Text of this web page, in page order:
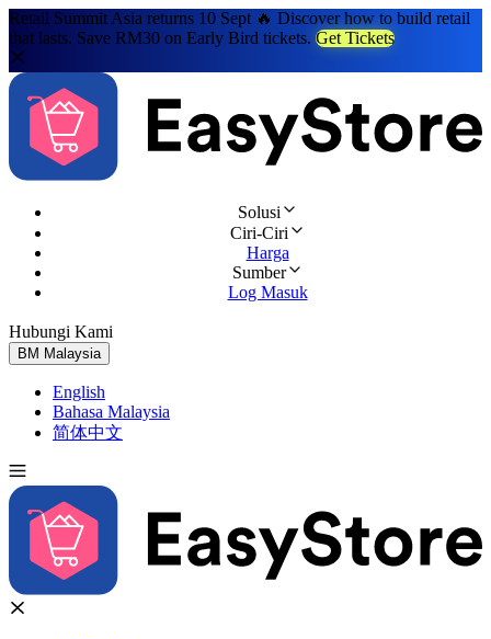
Retail Summit Asia returns 10 Sept 🔥 Discover how to build retail
that lasts. Save RM30 on Early Bird tickets. Get Tickets
Solusi
Ciri-Ciri
Harga
Sumber
Log Masuk
Hubungi Kami
BM Malaysia
English
Bahasa Malaysia
简体中文